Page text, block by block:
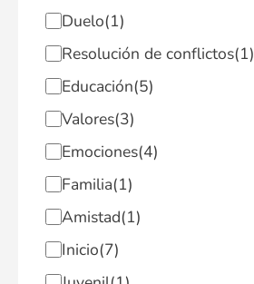
Duelo(1)
Resolución de conflictos(1)
Educación(5)
Valores(3)
Emociones(4)
Familia(1)
Amistad(1)
Inicio(7)